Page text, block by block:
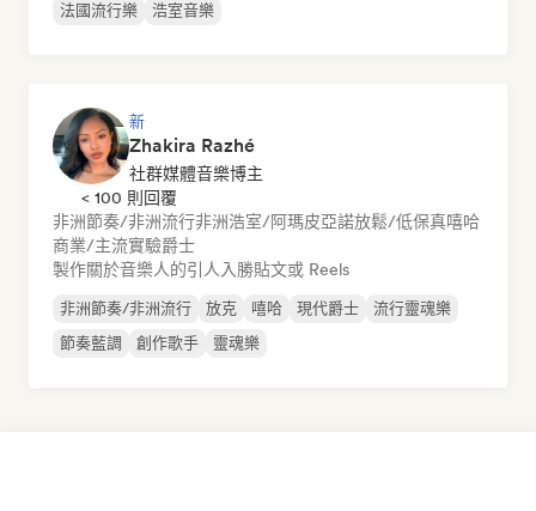
法國流行樂
浩室音樂
新
Zhakira Razhé
社群媒體音樂博主
< 100 則回覆
非洲節奏/非洲流行非洲浩室/阿瑪皮亞諾放鬆/低保真嘻哈
商業/主流實驗爵士
製作關於音樂人的引人入勝貼文或 Reels
非洲節奏/非洲流行 放克 嘻哈 現代爵士
流行靈魂樂
節奏藍調
創作歌手 靈魂樂